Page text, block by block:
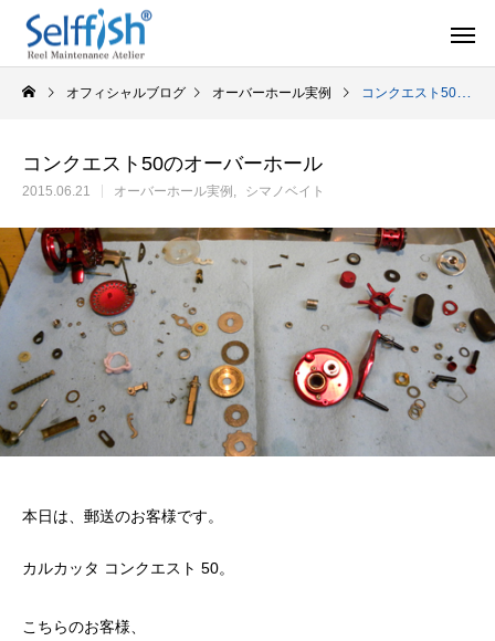
セルフメンテナンス用品
オフィシャルブログ オーバーホール実例 コンクエスト50のオーバーホール
コンクエスト50のオーバーホール
2015.06.21 オーバーホール実例 シマノベイト
本日は、郵送のお客様です。
カルカッタ コンクエスト 50。
こちらのお客様、